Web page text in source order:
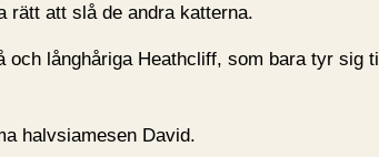
rätt att slå de andra katterna.
långhåriga Heathcliff, som bara tyr sig till
halvsiamesen David.